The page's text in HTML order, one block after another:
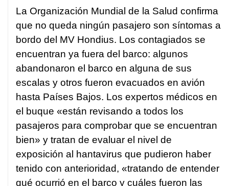
La Organización Mundial de la Salud confirma
que no queda ningún pasajero son síntomas a
bordo del MV Hondius. Los contagiados se
encuentran ya fuera del barco: algunos
abandonaron el barco en alguna de sus
escalas y otros fueron evacuados en avión
hasta Países Bajos. Los expertos médicos en
el buque «están revisando a todos los
pasajeros para comprobar que se encuentran
bien» y tratan de evaluar el nivel de
exposición al hantavirus que pudieron haber
tenido con anterioridad, «tratando de entender
qué ocurrió en el barco y cuáles fueron las